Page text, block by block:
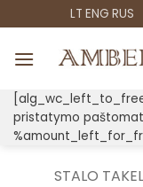
to
content
LT ENG RUS
pristatymo
STALO